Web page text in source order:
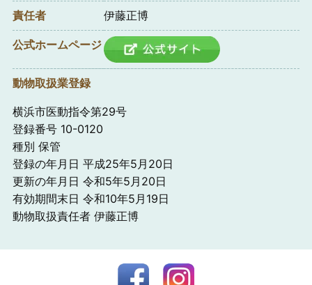
責任者 伊藤正博
公式ホームページ
動物取扱業登録
横浜市医動指令第29号
登録番号 10-0120
種別 保管
登録の年月日 平成25年5月20日
更新の年月日 令和5年5月20日
有効期間末日 令和10年5月19日
動物取扱責任者 伊藤正博